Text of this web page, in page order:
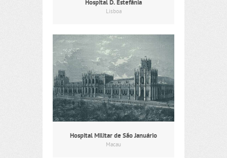
Hospital D. Estefânia
Lisboa
Hospital Militar de São Januário
Macau